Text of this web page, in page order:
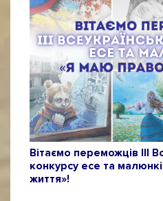
Вітаємо переможців ІІІ
конкурсу есе та
життя»!